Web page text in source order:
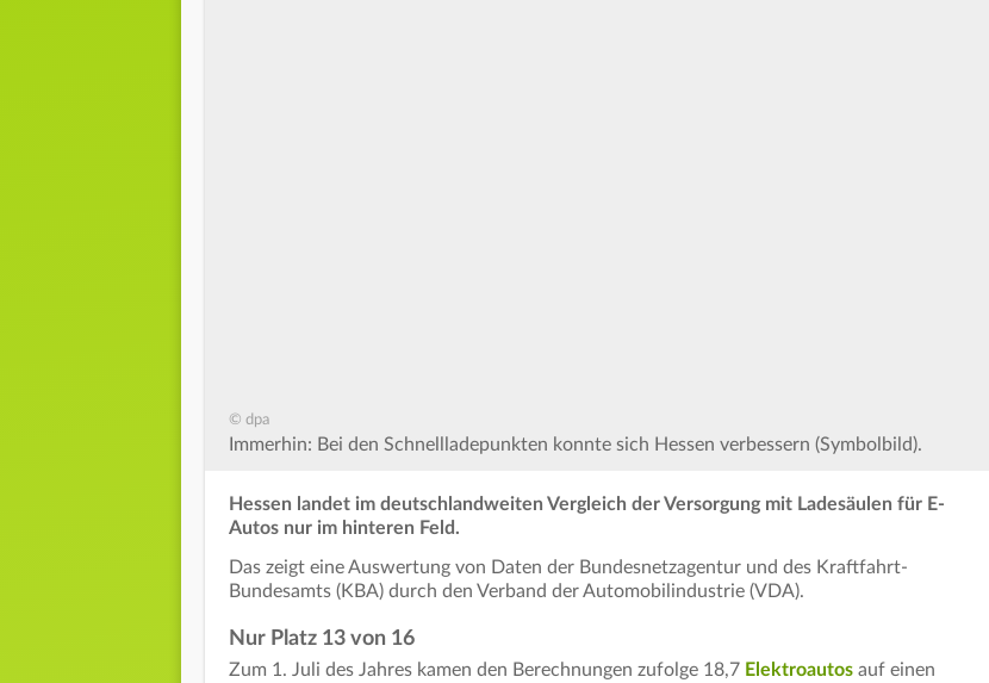
© dpa
Immerhin: Bei den Schnellladepunkten konnte sich Hessen verbessern (Symbolbild).
Hessen landet im deutschlandweiten Vergleich der Versorgung mit Ladesäulen für E-
Autos nur im hinteren Feld.
Das zeigt eine Auswertung von Daten der Bundesnetzagentur und des Kraftfahrt-
Bundesamts (KBA) durch den Verband der Automobilindustrie (VDA).
Nur Platz 13 von 16
Zum 1. Juli des Jahres kamen den Berechnungen zufolge 18,7 Elektroautos auf einen